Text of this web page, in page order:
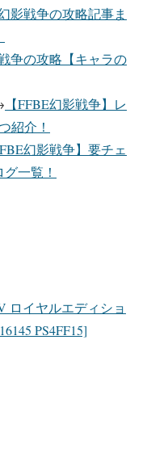
影戦争の攻略記事ま
争の攻略【キャラの
【FFBE幻影戦争】レ
紹介！
幻影戦争】要チェ
一覧！
ロイヤルエディショ
PS4FF15]